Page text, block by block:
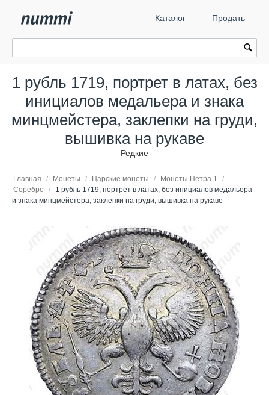
Каталог Продать
1 рубль 1719, портрет в латах, без
инициалов медальера и знака
минцмейстера, заклепки на груди,
вышивка на рукаве
Редкие
Главная / Монеты / Царские монеты / Монеты Петра 1
/
Серебро
/
1 рубль 1719, портрет в латах, без инициалов медальера
и знака минцмейстера, заклепки на груди, вышивка на рукаве